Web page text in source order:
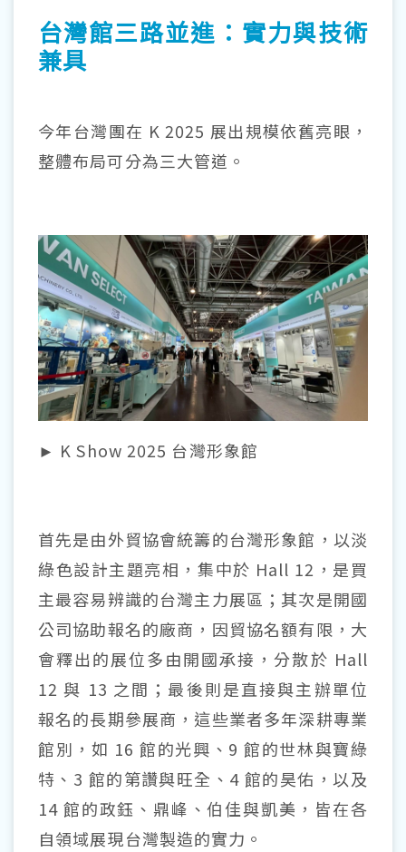
台灣館三路並進：實力與技術
兼具
今年台灣團在 K 2025 展出規模依舊亮眼，
整體布局可分為三大管道。
► K Show 2025 台灣形象館
首先是由外貿協會統籌的台灣形象館，以淡
綠色設計主題亮相，集中於 Hall 12，是買
主最容易辨識的台灣主力展區；其次是開國
公司協助報名的廠商，因貿協名額有限，大
會釋出的展位多由開國承接，分散於 Hall
12 與 13 之間；最後則是直接與主辦單位
報名的長期參展商，這些業者多年深耕專業
館別，如 16 館的光興、9 館的世林與寶綠
特、3 館的第讚與旺全、4 館的昊佑，以及
14 館的政鈺、鼎峰、伯佳與凱美，皆在各
自領域展現台灣製造的實力。